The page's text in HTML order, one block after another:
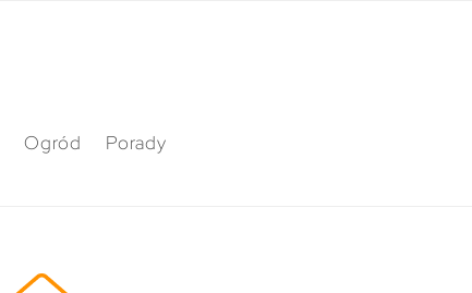
Ogród Porady